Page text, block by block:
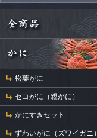
松葉がに
セコがに（親がに）
かにすきセット
ずわいがに（ズワイガニ）